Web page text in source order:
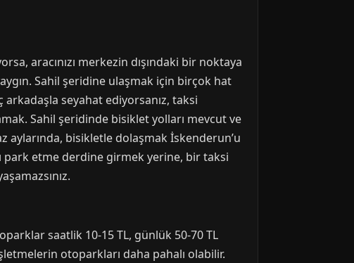
aracınızı merkezin dışındaki bir noktaya
Sahil şeridine ulaşmak için birçok hat
seyahat ediyorsanız, taksi
Sahil şeridinde bisiklet yolları mevcut ve
bisikletle dolaşmak İskenderun’u
park etme derdine girmek yerine, bir taksi
saatlik 10-15 TL, günlük 50-70 TL
otoparkları daha pahalı olabilir.